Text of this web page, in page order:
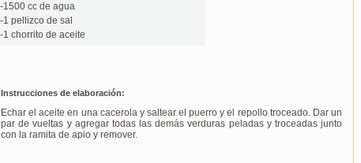
-1500 cc de agua
-1 pellizco de sal
-1 chorrito de aceite
Instrucciones de elaboración:
Echar el aceite en una cacerola y saltear el puerro y el repollo troceado. Dar un
par de vueltas y agregar todas las demás verduras peladas y troceadas junto
con la ramita de apio y remover.